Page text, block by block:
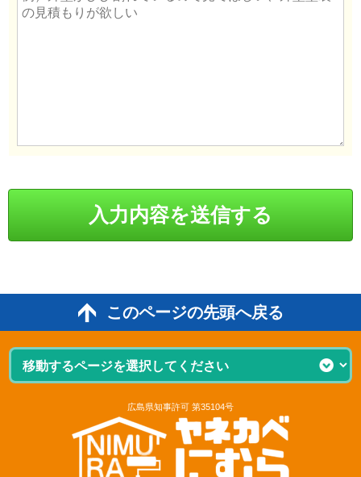
このページの先頭へ戻る
広島県知事許可 第35104号